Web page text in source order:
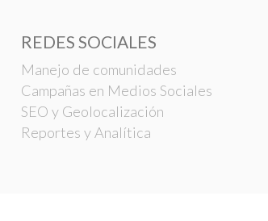
REDES SOCIALES
Manejo de comunidades
Campañas en Medios Sociales
SEO y Geolocalización
Reportes y Analítica